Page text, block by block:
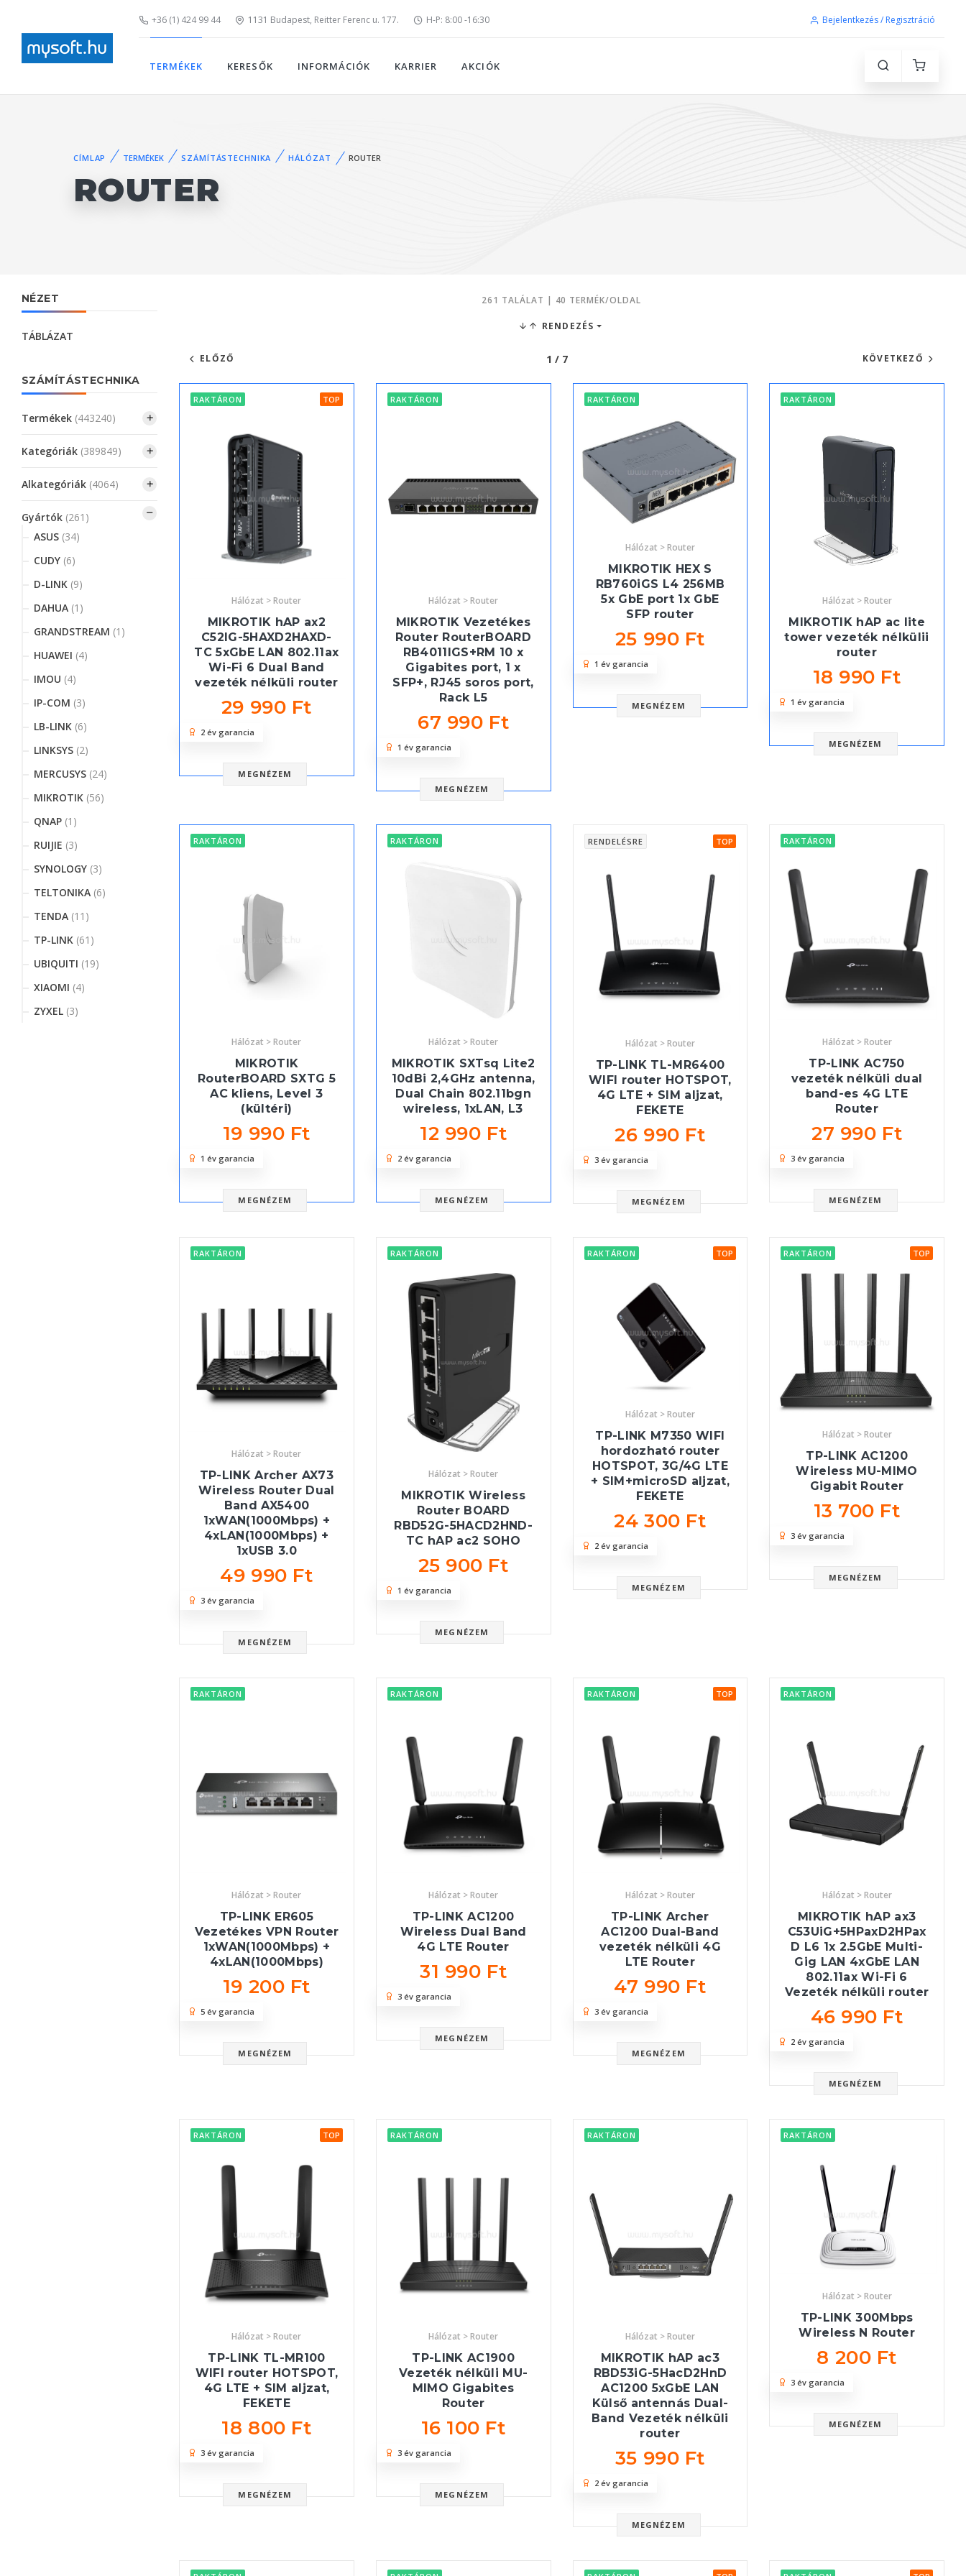
+36 (1) 424 99 44 1131 Budapest, Reitter Ferenc u. 177. H-P: 8:00 -16:30 Bejelentkezés / Regisztráció
TERMÉKEK KERESŐK INFORMÁCIÓK KARRIER AKCIÓK
CÍMLAP TERMÉKEK SZÁMÍTÁSTECHNIKA HÁLÓZAT ROUTER
ROUTER
NÉZET
TÁBLÁZAT
SZÁMÍTÁSTECHNIKA
Termékek (443240)
Kategóriák (389849)
Alkategóriák (4064)
Gyártók (261)
ASUS (34)
CUDY (6)
D-LINK (9)
DAHUA (1)
GRANDSTREAM (1)
HUAWEI (4)
IMOU (4)
IP-COM (3)
LB-LINK (6)
LINKSYS (2)
MERCUSYS (24)
MIKROTIK (56)
QNAP (1)
RUIJIE (3)
SYNOLOGY (3)
TELTONIKA (6)
TENDA (11)
TP-LINK (61)
UBIQUITI (19)
XIAOMI (4)
ZYXEL (3)
261 TALÁLAT | 40 TERMÉK/OLDAL
RENDEZÉS
ELŐZŐ 1 / 7 KÖVETKEZŐ
RAKTÁRON TOP
Hálózat > Router
MIKROTIK hAP ax2
C52IG-5HAXD2HAXD-
TC 5xGbE LAN 802.11ax
Wi-Fi 6 Dual Band
vezeték nélküli router
29 990 Ft
MEGNÉZEM
2 év garancia
RAKTÁRON
Hálózat > Router
MIKROTIK Vezetékes
Router RouterBOARD
RB4011IGS+RM 10 x
Gigabites port, 1 x
SFP+, RJ45 soros port,
Rack L5
67 990 Ft
MEGNÉZEM
1 év garancia
RAKTÁRON
Hálózat > Router
MIKROTIK HEX S
RB760iGS L4 256MB
5x GbE port 1x GbE
SFP router
25 990 Ft
MEGNÉZEM
1 év garancia
RAKTÁRON
Hálózat > Router
MIKROTIK hAP ac lite
tower vezeték nélkülii
router
18 990 Ft
MEGNÉZEM
1 év garancia
RAKTÁRON
Hálózat > Router
MIKROTIK
RouterBOARD SXTG 5
AC kliens, Level 3
(kültéri)
19 990 Ft
MEGNÉZEM
1 év garancia
RAKTÁRON
Hálózat > Router
MIKROTIK SXTsq Lite2
10dBi 2,4GHz antenna,
Dual Chain 802.11bgn
wireless, 1xLAN, L3
12 990 Ft
MEGNÉZEM
2 év garancia
RENDELÉSRE TOP
Hálózat > Router
TP-LINK TL-MR6400
WIFI router HOTSPOT,
4G LTE + SIM aljzat,
FEKETE
26 990 Ft
MEGNÉZEM
3 év garancia
RAKTÁRON
Hálózat > Router
TP-LINK AC750
vezeték nélküli dual
band-es 4G LTE
Router
27 990 Ft
MEGNÉZEM
3 év garancia
RAKTÁRON
Hálózat > Router
TP-LINK Archer AX73
Wireless Router Dual
Band AX5400
1xWAN(1000Mbps) +
4xLAN(1000Mbps) +
1xUSB 3.0
49 990 Ft
MEGNÉZEM
3 év garancia
RAKTÁRON
Hálózat > Router
MIKROTIK Wireless
Router BOARD
RBD52G-5HACD2HND-
TC hAP ac2 SOHO
25 900 Ft
MEGNÉZEM
1 év garancia
RAKTÁRON TOP
Hálózat > Router
TP-LINK M7350 WIFI
hordozható router
HOTSPOT, 3G/4G LTE
+ SIM+microSD aljzat,
FEKETE
24 300 Ft
MEGNÉZEM
2 év garancia
RAKTÁRON TOP
Hálózat > Router
TP-LINK AC1200
Wireless MU-MIMO
Gigabit Router
13 700 Ft
MEGNÉZEM
3 év garancia
RAKTÁRON
Hálózat > Router
TP-LINK ER605
Vezetékes VPN Router
1xWAN(1000Mbps) +
4xLAN(1000Mbps)
19 200 Ft
MEGNÉZEM
5 év garancia
RAKTÁRON
Hálózat > Router
TP-LINK AC1200
Wireless Dual Band
4G LTE Router
31 990 Ft
MEGNÉZEM
3 év garancia
RAKTÁRON TOP
Hálózat > Router
TP-LINK Archer
AC1200 Dual-Band
vezeték nélküli 4G
LTE Router
47 990 Ft
MEGNÉZEM
3 év garancia
RAKTÁRON
Hálózat > Router
MIKROTIK hAP ax3
C53UiG+5HPaxD2HPax
D L6 1x 2.5GbE Multi-
Gig LAN 4xGbE LAN
802.11ax Wi-Fi 6
Vezeték nélküli router
46 990 Ft
MEGNÉZEM
2 év garancia
RAKTÁRON TOP
Hálózat > Router
TP-LINK TL-MR100
WIFI router HOTSPOT,
4G LTE + SIM aljzat,
FEKETE
18 800 Ft
MEGNÉZEM
3 év garancia
RAKTÁRON
Hálózat > Router
TP-LINK AC1900
Vezeték nélküli MU-
MIMO Gigabites
Router
16 100 Ft
MEGNÉZEM
3 év garancia
RAKTÁRON
Hálózat > Router
MIKROTIK hAP ac3
RBD53iG-5HacD2HnD
AC1200 5xGbE LAN
Külső antennás Dual-
Band Vezeték nélküli
router
35 990 Ft
MEGNÉZEM
2 év garancia
RAKTÁRON
Hálózat > Router
TP-LINK 300Mbps
Wireless N Router
8 200 Ft
MEGNÉZEM
3 év garancia